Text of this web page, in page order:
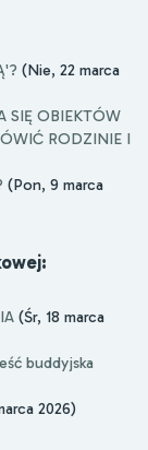
(Nie, 22 marca
SIĘ OBIEKTÓW
RODZINIE I
(Pon, 9 marca
(Śr, 18 marca
buddyjska
2026)